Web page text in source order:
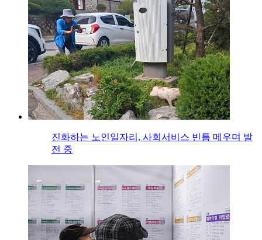
진화하는 노인일자리, 사회서비스 빈틈 메우며 발
전 중